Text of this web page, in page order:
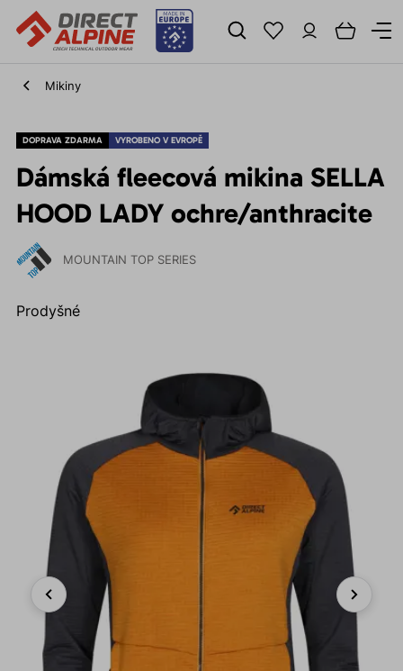
Mikiny
DOPRAVA ZDARMA VYROBENO V EVROPĚ
Dámská fleecová mikina SELLA
HOOD LADY ochre/anthracite
MOUNTAIN TOP SERIES
Prodyšné
Next